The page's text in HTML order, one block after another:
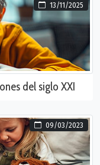
13/11/2025
del siglo XXI
09/03/2023